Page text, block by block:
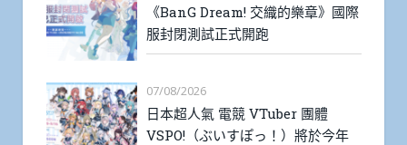
《BanG Dream! 交織的樂章》國際
服封閉測試正式開跑
07/08/2026
日本超人氣 電競 VTuber 團體
VSPO!（ぶいすぽっ！）將於今年